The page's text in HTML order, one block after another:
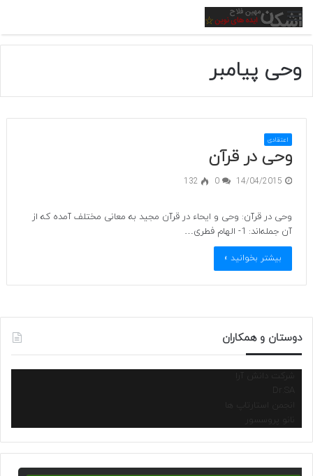
منو
وحی پیامبر
اعتقادی
وحی در قرآن
14/04/2015
0
132
وحی در قرآن: وحی و ایحاء در قرآن مجید به معانی مختلف آمده که از
آن جمله‌اند: 1- الهام فطری…
بیشتر بخوانید »
دوستان و همکاران
شرکت دانش آرا
انجمن استارتاپ ها
نانو پروسسور